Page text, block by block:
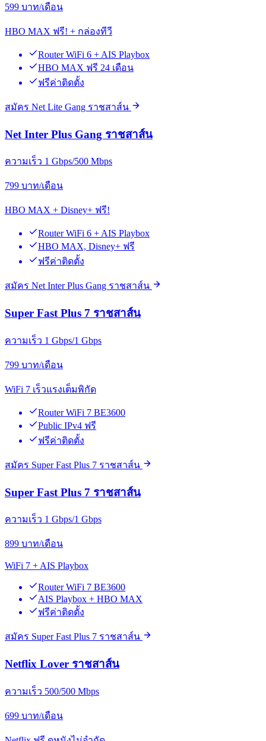
599 บาท/เดือน
HBO MAX ฟรี! + กล่องทีวี
Router WiFi 6 + AIS Playbox
HBO MAX ฟรี 24 เดือน
ฟรีค่าติดตั้ง
สมัคร Net Lite Gang ราชสาส์น
Net Inter Plus Gang ราชสาส์น
ความเร็ว 1 Gbps/500 Mbps
799 บาท/เดือน
HBO MAX + Disney+ ฟรี!
Router WiFi 6 + AIS Playbox
HBO MAX, Disney+ ฟรี
ฟรีค่าติดตั้ง
สมัคร Net Inter Plus Gang ราชสาส์น
Super Fast Plus 7 ราชสาส์น
ความเร็ว 1 Gbps/1 Gbps
799 บาท/เดือน
WiFi 7 เร็วแรงเต็มพิกัด
Router WiFi 7 BE3600
Public IPv4 ฟรี
ฟรีค่าติดตั้ง
สมัคร Super Fast Plus 7 ราชสาส์น
Super Fast Plus 7 ราชสาส์น
ความเร็ว 1 Gbps/1 Gbps
899 บาท/เดือน
WiFi 7 + AIS Playbox
Router WiFi 7 BE3600
AIS Playbox + HBO MAX
ฟรีค่าติดตั้ง
สมัคร Super Fast Plus 7 ราชสาส์น
Netflix Lover ราชสาส์น
ความเร็ว 500/500 Mbps
699 บาท/เดือน